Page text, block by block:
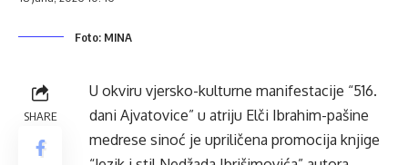
Foto: MINA
SHARE
U okviru vjersko-kulturne manifestacije “516.
dani Ajvatovice” u atriju Elči Ibrahim-pašine
medrese sinoć je upriličena promocija knjige